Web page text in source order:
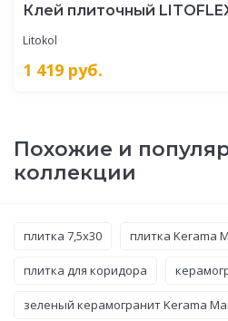
Клей плиточный
Litokol
1 419 руб.
Похожие и
коллекции
плитка 7,5x30 плитка Kerama
плитка для коридора
зеленый керамогранит Kerama